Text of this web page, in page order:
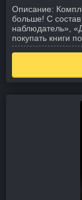
Описание:
больше! С
наблюдатель»,
покупать книги